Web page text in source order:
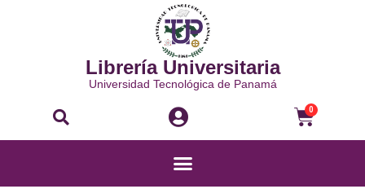
Librería Universitaria
Universidad Tecnológica de Panamá
Buscar 0
Menú